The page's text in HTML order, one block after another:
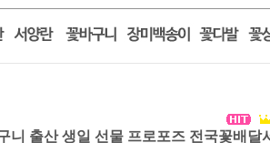
니 출산 생일 선물 프로포즈 전국꽃배달